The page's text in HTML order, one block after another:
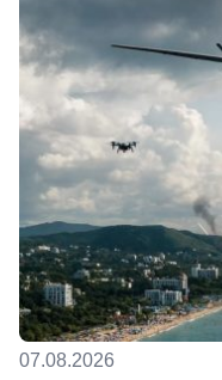
07.08.2026